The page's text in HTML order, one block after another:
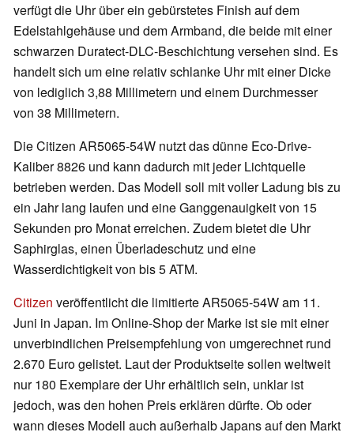
verfügt die Uhr über ein gebürstetes Finish auf dem
Edelstahlgehäuse und dem Armband, die beide mit einer
schwarzen Duratect-DLC-Beschichtung versehen sind. Es
handelt sich um eine relativ schlanke Uhr mit einer Dicke
von lediglich 3,88 Millimetern und einem Durchmesser
von 38 Millimetern.
Die Citizen AR5065-54W nutzt das dünne Eco-Drive-
Kaliber 8826 und kann dadurch mit jeder Lichtquelle
betrieben werden. Das Modell soll mit voller Ladung bis zu
ein Jahr lang laufen und eine Ganggenauigkeit von 15
Sekunden pro Monat erreichen. Zudem bietet die Uhr
Saphirglas, einen Überladeschutz und eine
Wasserdichtigkeit von bis 5 ATM.
Citizen veröffentlicht die limitierte AR5065-54W am 11.
Juni in Japan. Im Online-Shop der Marke ist sie mit einer
unverbindlichen Preisempfehlung von umgerechnet rund
2.670 Euro gelistet. Laut der Produktseite sollen weltweit
nur 180 Exemplare der Uhr erhältlich sein, unklar ist
jedoch, was den hohen Preis erklären dürfte. Ob oder
wann dieses Modell auch außerhalb Japans auf den Markt